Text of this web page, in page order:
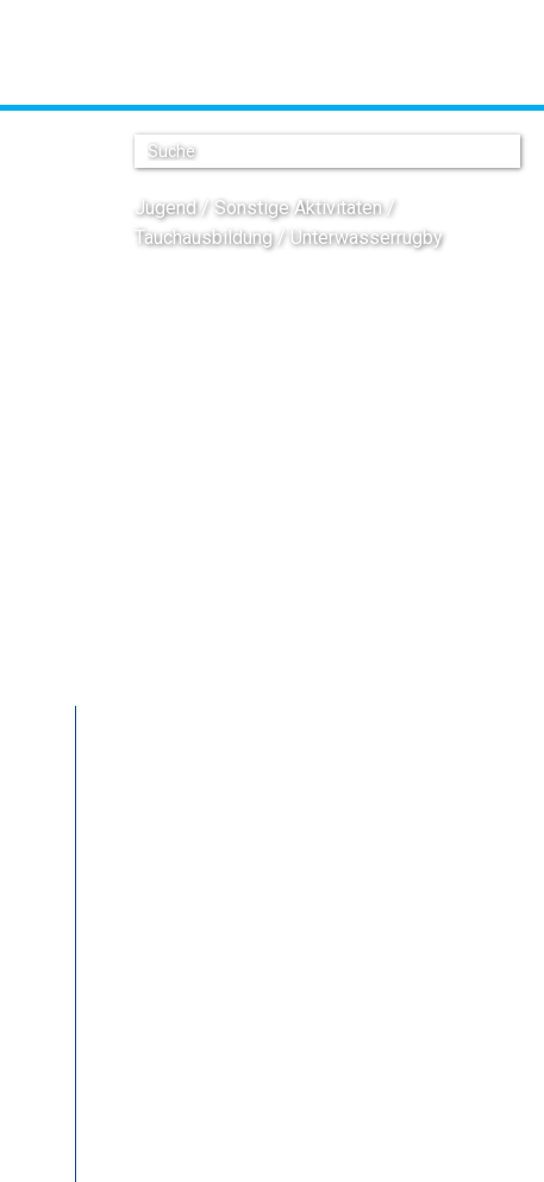
Jugend
Sonstige Aktivitäten
Tauchausbildung
Unterwasserrugby